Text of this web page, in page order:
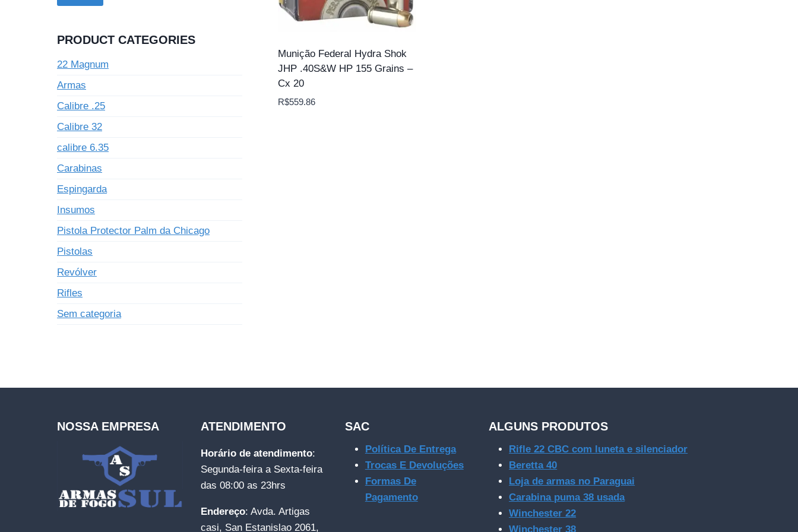
Munição Federal Hydra Shok
JHP .40S&W HP 155 Grains –
Cx 20
R$559.86
PRODUCT CATEGORIES
22 Magnum
Armas
Calibre .25
Calibre 32
calibre 6.35
Carabinas
Espingarda
Insumos
Pistola Protector Palm da Chicago
Pistolas
Revólver
Rifles
Sem categoria
NOSSA EMPRESA ATENDIMENTO
Horário de atendimento:
Segunda-feira a Sexta-feira
das 08:00 as 23hrs
Endereço: Avda. Artigas
casi, San Estanislao 2061,
SAC
Política De Entrega
Trocas E Devoluções
Formas De
Pagamento
ALGUNS PRODUTOS
Rifle 22 CBC com luneta e silenciador
Beretta 40
Loja de armas no Paraguai
Carabina puma 38 usada
Winchester 22
Winchester 38